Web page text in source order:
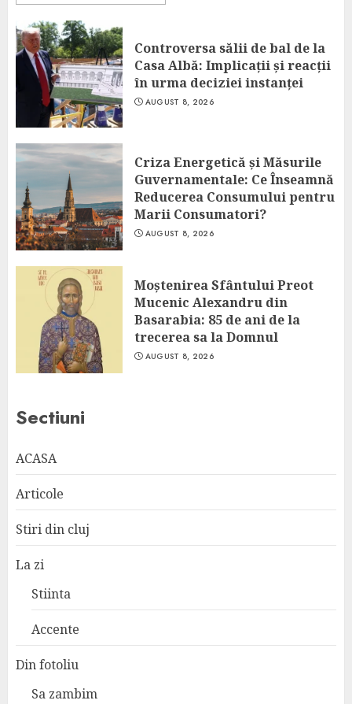
Controversa sălii de bal de la
Casa Albă: Implicații și reacții
în urma deciziei instanței
AUGUST 8, 2026
Criza Energetică și Măsurile
Guvernamentale: Ce Înseamnă
Reducerea Consumului pentru
Marii Consumatori?
AUGUST 8, 2026
Moștenirea Sfântului Preot
Mucenic Alexandru din
Basarabia: 85 de ani de la
trecerea sa la Domnul
AUGUST 8, 2026
Sectiuni
ACASA
Articole
Stiri din cluj
La zi
Stiinta
Accente
Din fotoliu
Sa zambim